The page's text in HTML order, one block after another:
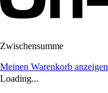
Zwischensumme
Meinen Warenkorb anzeigen
Loading...